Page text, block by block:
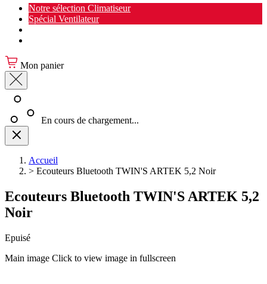
Notre sélection Climatiseur
Spécial Ventilateur
Mon panier
En cours de chargement...
Accueil
> Ecouteurs Bluetooth TWIN'S ARTEK 5,2 Noir
Ecouteurs Bluetooth TWIN'S ARTEK 5,2
Noir
Epuisé
Main image Click to view image in fullscreen